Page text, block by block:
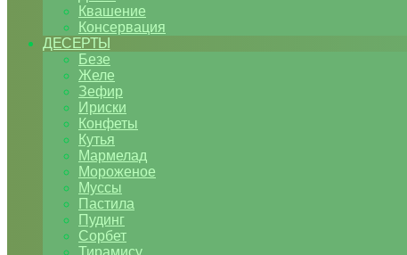
Квашение
Консервация
ДЕСЕРТЫ
Безе
Желе
Зефир
Ириски
Конфеты
Кутья
Мармелад
Мороженое
Муссы
Пастила
Пудинг
Сорбет
Тирамису